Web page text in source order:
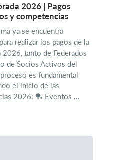
2026 | Pagos
y competencias
ya se encuentra
realizar los pagos de la
2026, tanto de Federados
de Socios Activos del
es fundamental
el inicio de las
2026: 🏓 Eventos ...